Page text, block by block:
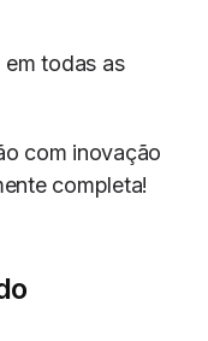
todas as
com inovação
completa!